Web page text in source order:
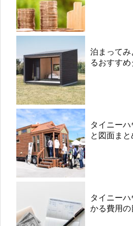
泊まってみ
るおすす
タイニー
と図面まと
タイニー
かる費用の